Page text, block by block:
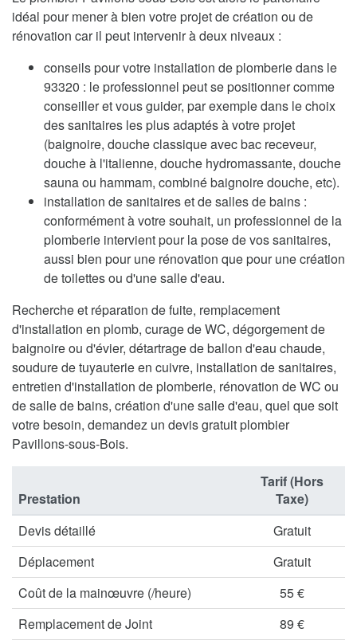
idéal pour mener à bien votre projet de création ou de
rénovation car il peut intervenir à deux niveaux :
conseils pour votre installation de plomberie dans le
93320 : le professionnel peut se positionner comme
conseiller et vous guider, par exemple dans le choix
des sanitaires les plus adaptés à votre projet
(baignoire, douche classique avec bac receveur,
douche à l'italienne, douche hydromassante, douche
sauna ou hammam, combiné baignoire douche, etc).
installation de sanitaires et de salles de bains :
conformément à votre souhait, un professionnel de la
plomberie intervient pour la pose de vos sanitaires,
aussi bien pour une rénovation que pour une création
de toilettes ou d'une salle d'eau.
Recherche et réparation de fuite, remplacement
d'installation en plomb, curage de WC, dégorgement de
baignoire ou d'évier, détartrage de ballon d'eau chaude,
soudure de tuyauterie en cuivre, installation de sanitaires,
entretien d'installation de plomberie, rénovation de WC ou
de salle de bains, création d'une salle d'eau, quel que soit
votre besoin, demandez un devis gratuit plombier
Pavillons-sous-Bois.
Prestation
Tarif (Hors
Taxe)
Devis détaillé
Gratuit
Déplacement
Gratuit
Coût de la mainœuvre (/heure)
55 €
Remplacement de Joint
89 €